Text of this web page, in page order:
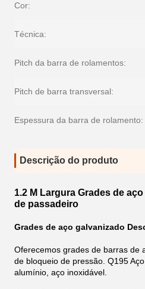
Cor:
Técnica:
Pitch da barra de rolamentos:
Pitch de barra transversal:
Espessura da barra de rolamento:
Descrição do produto
1.2 M Largura Grades de
de passadeiro
Grades de aço galvanizado
Oferecemos grades de barras de
de bloqueio de pressão. Q195
alumínio, aço inoxidável.